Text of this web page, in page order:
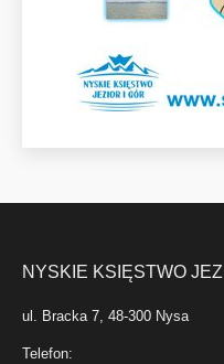
NYSKIE KSIĘSTWO
ul. Bracka 7, 48-300 Nysa
Telefon: